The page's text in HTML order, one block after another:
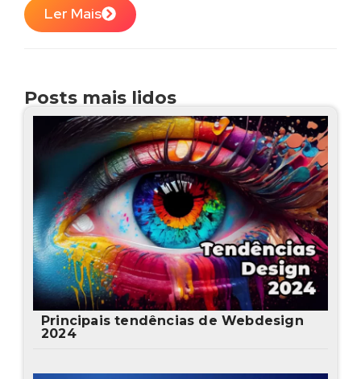
Ler Mais
Posts mais lidos
Principais tendências de Webdesign
2024